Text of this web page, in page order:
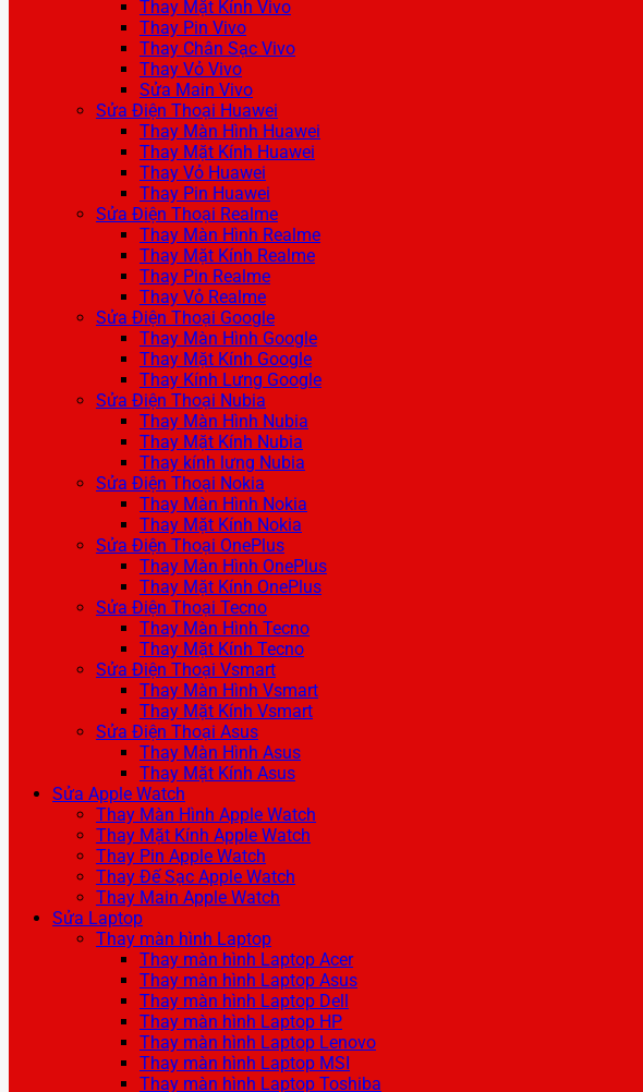
Thay Mặt Kính Vivo
Thay Pin Vivo
Thay Chân Sạc Vivo
Thay Vỏ Vivo
Sửa Main Vivo
Sửa Điện Thoại Huawei
Thay Màn Hình Huawei
Thay Mặt Kính Huawei
Thay Vỏ Huawei
Thay Pin Huawei
Sửa Điện Thoại Realme
Thay Màn Hình Realme
Thay Mặt Kính Realme
Thay Pin Realme
Thay Vỏ Realme
Sửa Điện Thoại Google
Thay Màn Hình Google
Thay Mặt Kính Google
Thay Kính Lưng Google
Sửa Điện Thoại Nubia
Thay Màn Hình Nubia
Thay Mặt Kính Nubia
Thay kính lưng Nubia
Sửa Điện Thoại Nokia
Thay Màn Hình Nokia
Thay Mặt Kính Nokia
Sửa Điện Thoại OnePlus
Thay Màn Hình OnePlus
Thay Mặt Kính OnePlus
Sửa Điện Thoại Tecno
Thay Màn Hình Tecno
Thay Mặt Kính Tecno
Sửa Điện Thoại Vsmart
Thay Màn Hình Vsmart
Thay Mặt Kính Vsmart
Sửa Điện Thoại Asus
Thay Màn Hình Asus
Thay Mặt Kính Asus
Sửa Apple Watch
Thay Màn Hình Apple Watch
Thay Mặt Kính Apple Watch
Thay Pin Apple Watch
Thay Đế Sạc Apple Watch
Thay Main Apple Watch
Sửa Laptop
Thay màn hình Laptop
Thay màn hình Laptop Acer
Thay màn hình Laptop Asus
Thay màn hình Laptop Dell
Thay màn hình Laptop HP
Thay màn hình Laptop Lenovo
Thay màn hình Laptop MSI
Thay màn hình Laptop Toshiba